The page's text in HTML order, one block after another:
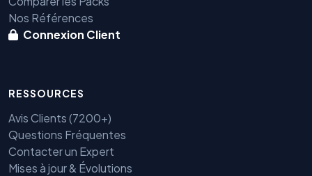
Nos Références
Connexion Client
RESSOURCES
Avis Clients (7200+)
Questions Fréquentes
Contacter un Expert
Mises à jour & Évolutions
GEO